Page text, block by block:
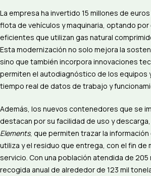
La empresa ha invertido 15 millones de
flota de vehículos y maquinaria, optando
eficientes que utilizan gas natural
Esta modernización no solo mejora la
sino que también incorpora innovaciones
permiten el autodiagnóstico de los equipos
tiempo real de datos de trabajo y
Además, los nuevos contenedores que se
destacan por su facilidad de uso y
Elements, que permiten trazar la información
utiliza y el residuo que entrega, con el fin de
servicio. Con una población atendida de 205
recogida anual de alrededor de 123 mil